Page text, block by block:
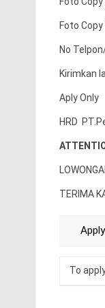
Foto
No
Kirimkan
Aply Only
HRD
TERIMA
To